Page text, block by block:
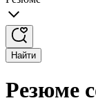
Найти
Резюме